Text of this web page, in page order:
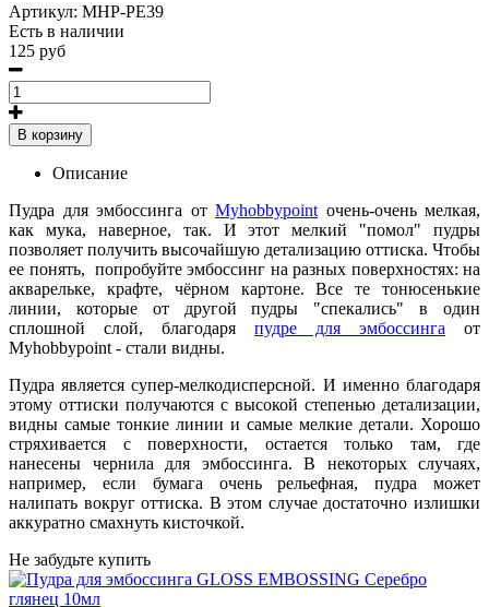
Артикул: MHP-PE39
Есть в наличии
125 руб
В корзину
Описание
Пудра для эмбоссинга от Myhobbypoint очень-очень мелкая,
как мука, наверное, так. И этот мелкий "помол" пудры
позволяет получить высочайшую детализацию оттиска. Чтобы
ее понять, попробуйте эмбоссинг на разных поверхностях: на
акварельке, крафте, чёрном картоне. Все те тонюсенькие
линии, которые от другой пудры "спекались" в один
сплошной слой, благодаря пудре для эмбоссинга от
Myhobbypoint - стали видны.
Пудра является супер-мелкодисперсной. И именно благодаря
этому оттиски получаются с высокой степенью детализации,
видны самые тонкие линии и самые мелкие детали. Хорошо
стряхивается с поверхности, остается только там, где
нанесены чернила для эмбоссинга. В некоторых случаях,
например, если бумага очень рельефная, пудра может
налипать вокруг оттиска. В этом случае достаточно излишки
аккуратно смахнуть кисточкой.
Не забудьте купить